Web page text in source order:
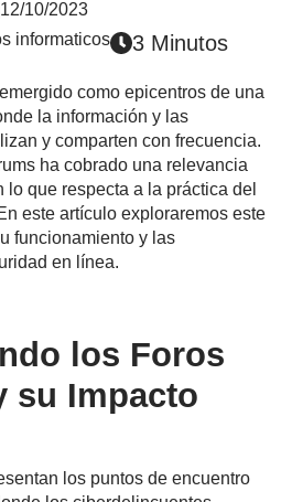
12/10/2023
informaticos 3 Minutos
como epicentros de una
la información y las
y comparten con frecuencia.
ha cobrado una relevancia
que respecta a la práctica del
este artículo exploraremos este
funcionamiento y las
en línea.
los Foros
su Impacto
los puntos de encuentro